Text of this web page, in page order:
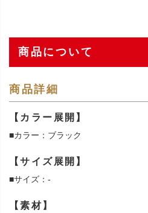
商品について
商品詳細
【カラー展開】
■カラー：ブラック
【サイズ展開】
■サイズ：-
【素材】